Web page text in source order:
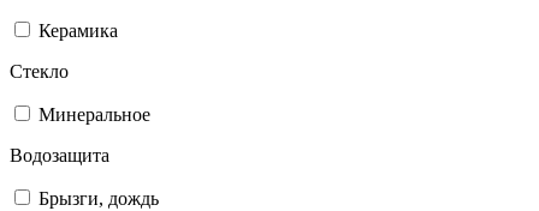
Керамика
Стекло
Минеральное
Водозащита
Брызги, дождь